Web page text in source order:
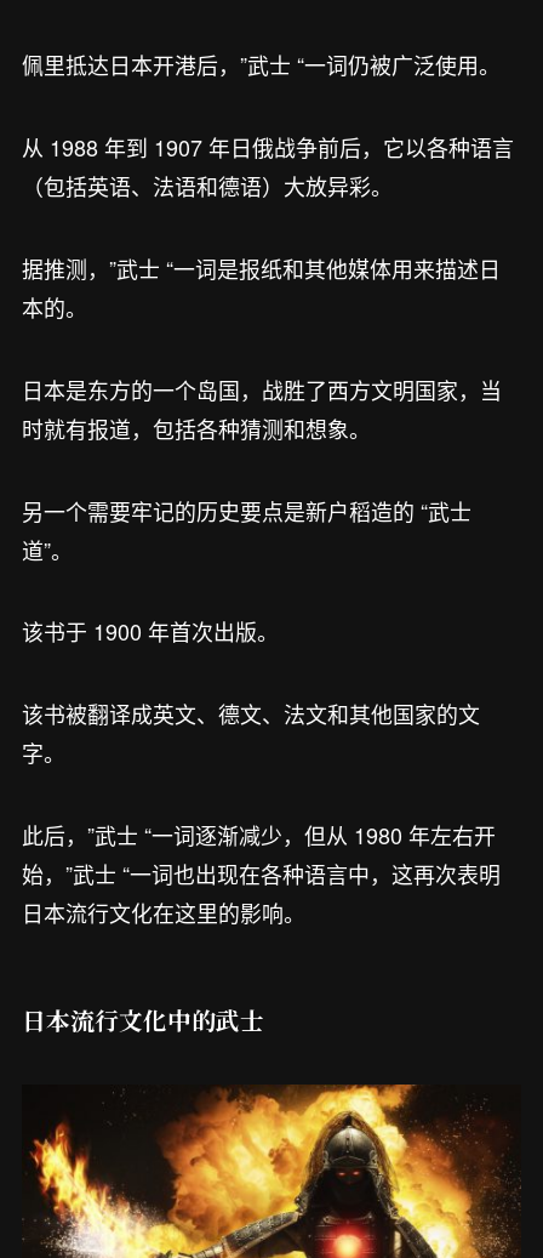
佩里抵达日本开港后，”武士 “一词仍被广泛使用。
从 1988 年到 1907 年日俄战争前后，它以各种语言
（包括英语、法语和德语）大放异彩。
据推测，”武士 “一词是报纸和其他媒体用来描述日
本的。
日本是东方的一个岛国，战胜了西方文明国家，当
时就有报道，包括各种猜测和想象。
另一个需要牢记的历史要点是新户稻造的 “武士
道”。
该书于 1900 年首次出版。
该书被翻译成英文、德文、法文和其他国家的文
字。
此后，”武士 “一词逐渐减少，但从 1980 年左右开
始，”武士 “一词也出现在各种语言中，这再次表明
日本流行文化在这里的影响。
日本流行文化中的武士